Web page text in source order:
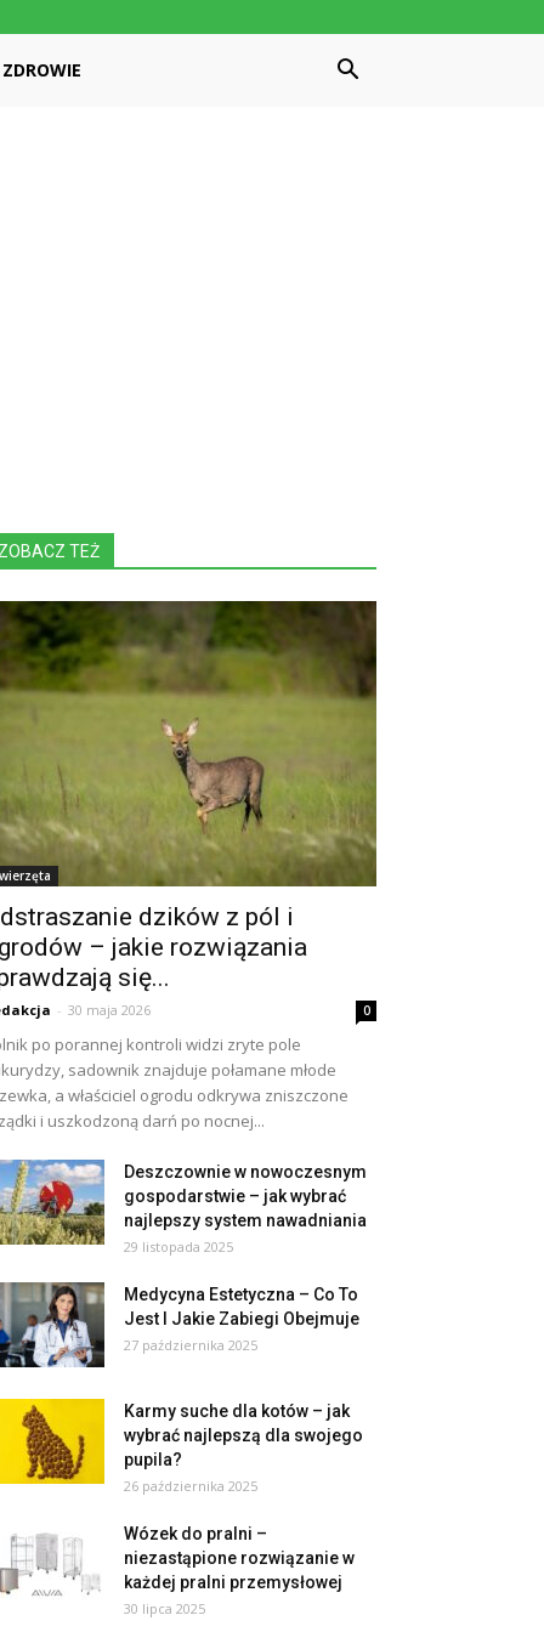
ZDROWIE
ZOBACZ TEŻ
dzików z pól i
– jakie rozwiązania
się...
- 30 maja 2026 0
po porannej kontroli widzi zryte pole
sadownik znajduje połamane młode
a właściciel ogrodu odkrywa zniszczone
i uszkodzoną darń po nocnej...
Deszczownie w nowoczesnym
gospodarstwie – jak wybrać
najlepszy system nawadniania
29 listopada 2025
Medycyna Estetyczna – Co To
Jest I Jakie Zabiegi Obejmuje
27 października 2025
Karmy suche dla kotów – jak
wybrać najlepszą dla swojego
pupila?
26 października 2025
Wózek do pralni –
niezastąpione rozwiązanie w
każdej pralni przemysłowej
30 lipca 2025